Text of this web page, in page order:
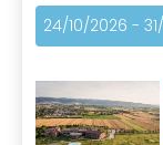
24/10/2026 -